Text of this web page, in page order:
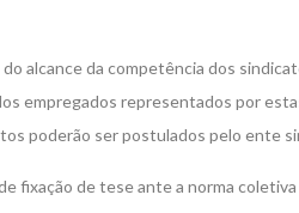
alcance da competência dos
empregados representados por
poderão ser postulados pelo ente
fixação de tese ante a norma